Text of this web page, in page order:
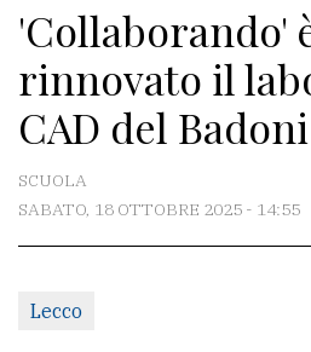
Meteo
CONTATTI
La
redazione
Per
'Collaborando'
rinnovato il
CAD del Badoni
SCUOLA
SABATO, 18 OTTOBRE 2025 - 14:55
Lecco